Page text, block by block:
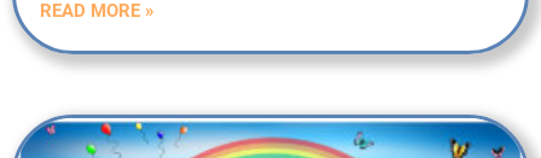
READ MORE »